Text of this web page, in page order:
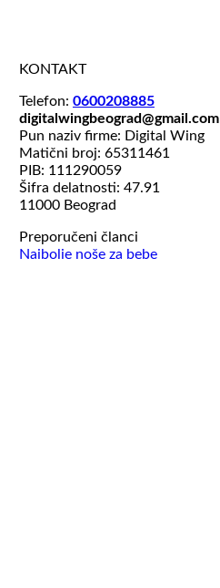
KONTAKT
Telefon: 0600208885
digitalwingbeograd@gmail.com
Pun naziv firme: Digital Wing
Matični broj: 65311461
PIB: 111290059
Šifra delatnosti: 47.91
11000 Beograd
Preporučeni članci
Najbolje noše za bebe